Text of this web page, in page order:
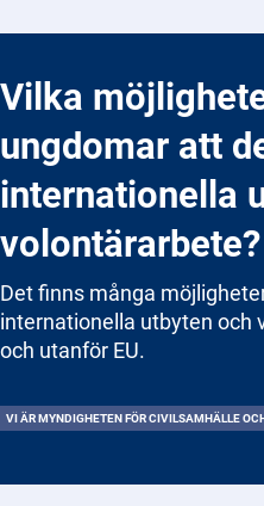
Vilka
ungdomar att
internationella
volontärarbete?
Det finns många
internationella utbyten och
och utanför EU.
VI ÄR MYNDIGHETEN FÖR CIVILSAMHÄLLE